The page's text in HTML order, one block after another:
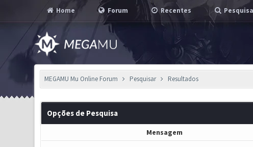
Home Forum Recentes
MEGAMU Mu Online Forum Pesquisar Resultados
Opções de Pesquisa
Mensagem